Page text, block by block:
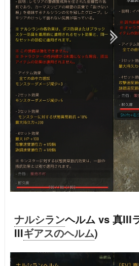
ナルシランヘルム vs 真III
IIIギアスのヘルム)